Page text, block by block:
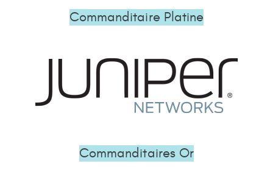
Commanditaire Platine
Commanditaires Or